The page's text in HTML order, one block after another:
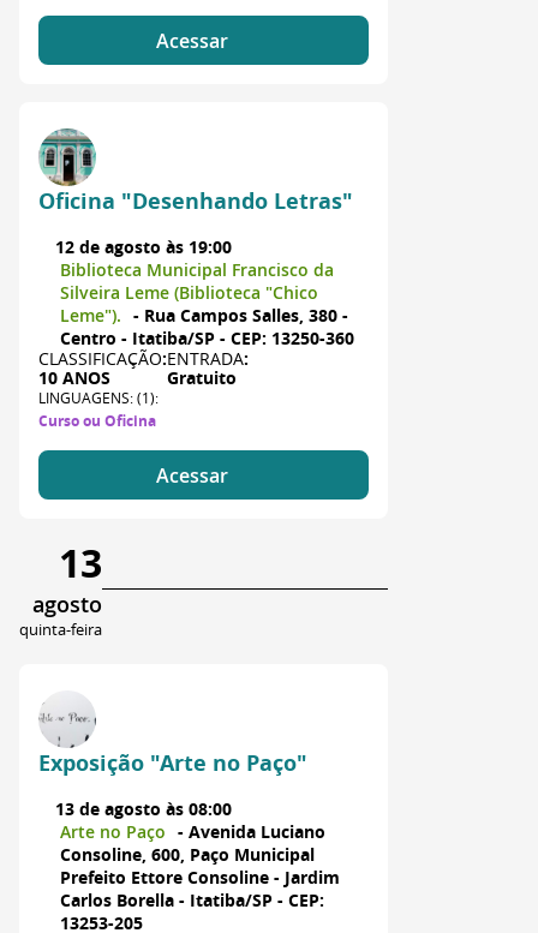
Acessar
Oficina "Desenhando Letras"
12 de agosto às 19:00
Biblioteca Municipal Francisco da
Silveira Leme (Biblioteca "Chico
Leme"). - Rua Campos Salles, 380 -
Centro - Itatiba/SP - CEP: 13250-360
CLASSIFICAÇÃO:
10 ANOS
ENTRADA:
Gratuito
LINGUAGENS: (1):
Curso ou Oficina
Acessar
13
agosto
quinta-feira
Exposição "Arte no Paço"
13 de agosto às 08:00
Arte no Paço - Avenida Luciano
Consoline, 600, Paço Municipal
Prefeito Ettore Consoline - Jardim
Carlos Borella - Itatiba/SP - CEP:
13253-205